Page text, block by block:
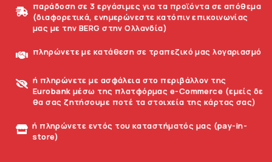
παράδοση σε 3 εργάσιμες για τα προϊόντα σε απόθεμα
(διαφορετικά, ενημερώνεστε κατόπιν επικοινωνίας
μας με την BERG στην Ολλανδία)
πληρώνετε με κατάθεση σε τραπεζικό μας λογαριασμό
ή πληρώνετε με ασφάλεια στο περιβάλλον της
Eurobank μέσω της πλατφόρμας e-Commerce (εμείς δε
θα σας ζητήσουμε ποτέ τα στοιχεία της κάρτας σας)
ή πληρώνετε εντός του καταστήματός μας (pay-in-
store)